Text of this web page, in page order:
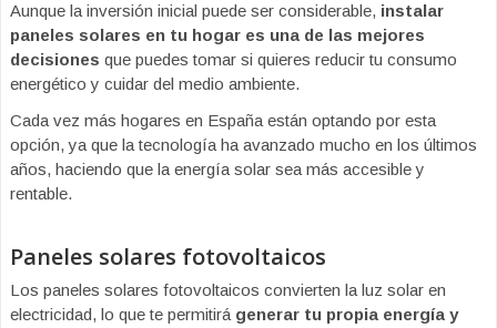
Aunque la inversión inicial puede ser considerable, instalar
paneles solares en tu hogar es una de las mejores
decisiones que puedes tomar si quieres reducir tu consumo
energético y cuidar del medio ambiente.
Cada vez más hogares en España están optando por esta
opción, ya que la tecnología ha avanzado mucho en los últimos
años, haciendo que la energía solar sea más accesible y
rentable.
Paneles solares fotovoltaicos
Los paneles solares fotovoltaicos convierten la luz solar en
electricidad, lo que te permitirá generar tu propia energía y